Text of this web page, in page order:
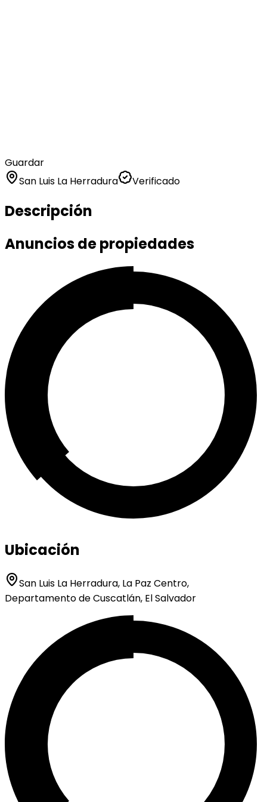
Guardar
San Luis La Herradura
Verificado
Descripción
Anuncios de propiedades
Ubicación
San Luis La Herradura, La Paz Centro,
Departamento de Cuscatlán, El Salvador